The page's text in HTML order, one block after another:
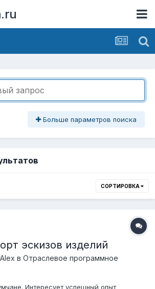
Больше параметров поиска
СОРТИРОВКА
эскизов изделий
в Отраслевое программное
Интересует успешный опыт